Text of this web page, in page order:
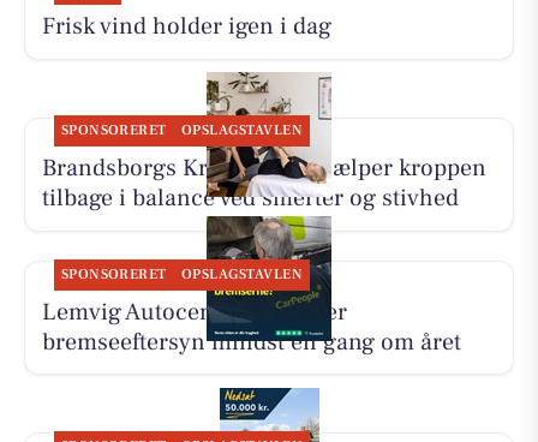
Frisk vind holder igen i dag
SPONSORERET OPSLAGSTAVLEN
Brandsborgs Kropsterapi hjælper kroppen
tilbage i balance ved smerter og stivhed
SPONSORERET OPSLAGSTAVLEN
Lemvig Autocenter anbefaler
bremseeftersyn mindst én gang om året